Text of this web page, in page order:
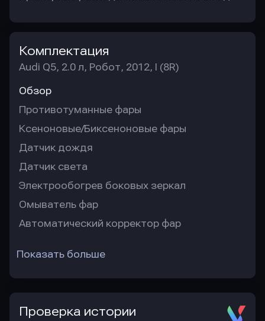
Комплектация
Audi Q5, 2.0 л, Робот, 2012, I (8R)
Обзор
Противотуманные фары
Ксеноновые/Биксеноновые фары
Датчик дождя
Датчик света
Электрообогрев боковых зеркал
Омыватель фар
Автоматический корректор фар
Показать больше
Проверка истории